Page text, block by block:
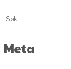
Søk
etter:
Meta